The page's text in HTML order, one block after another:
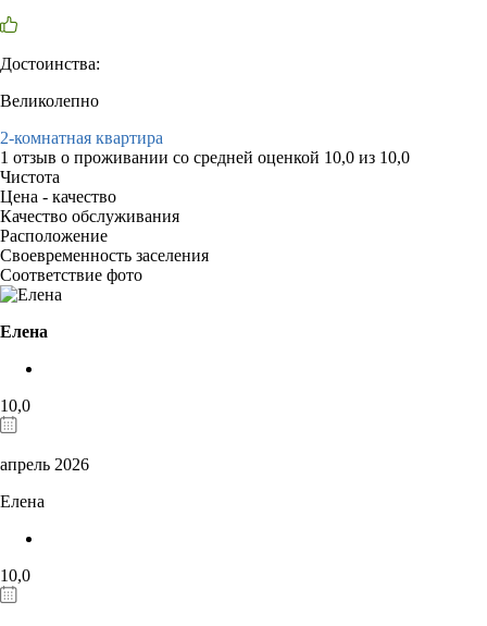
Достоинства:
Великолепно
2-комнатная квартира
1 отзыв о проживании со средней оценкой 10,0 из 10,0
Чистота
Цена - качество
Качество обслуживания
Расположение
Своевременность заселения
Соответствие фото
Елена
10,0
апрель 2026
Елена
10,0